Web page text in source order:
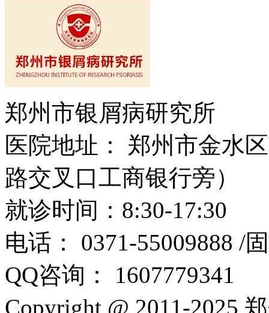
郑州市银屑病研究所
医院地址： 郑州市金水
路交叉口工商银行旁）
就诊时间：8:30-17:30
电话： 0371-55009888 /
QQ咨询： 1607779341
Copyright @ 2011-2025